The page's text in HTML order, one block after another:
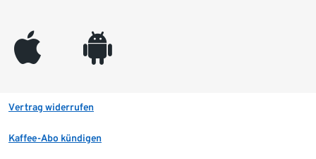
appleinc android
Vertrag widerrufen
Kaffee-Abo kündigen